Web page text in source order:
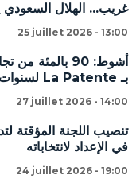
غريب... الهلال السعودي
25 juillet 2026 - 13:00
أشوط: 90
بـ La Patente لسنوات
27 juillet 2026 - 14:00
تنصيب اللجنة المؤقتة
في الإعداد لانتخاباته
24 juillet 2026 - 19:00